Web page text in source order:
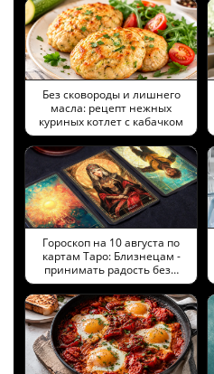
Без сковороды и лишнего
масла: рецепт нежных
куриных котлет с кабачком
Гороскоп на 10 августа по
картам Таро: Близнецам -
принимать радость без…